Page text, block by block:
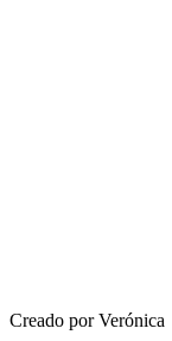
Creado por Verónica